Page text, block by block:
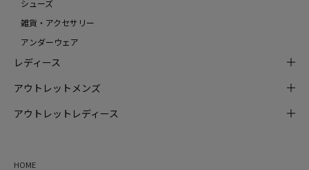
シューズ
雑貨・アクセサリー
アンダーウェア
レディース
アウトレットメンズ
アウトレットレディース
HOME